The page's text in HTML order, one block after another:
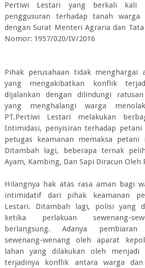
Pertiwi Lestari yang berkali kali
penggusuran terhadap tanah warga
dengan Surat Menteri Agraria dan
Nomor: 1957/020/IV/2016
Pihak perusahaan tidak menghargai
yang mengakibatkan konflik
dijalankan dengan dilindungi
yang menghalangi warga
PT.Pertiwi Lestari melakukan
Intimidasi, penyisiran terhadap petani
petugas keamanan memaksa
Ditambah lagi, beberapa ternak
Ayam, Kambing, Dan Sapi Diracun Oleh
Hilangnya hak atas rasa aman bagi
intimidatif dari pihak keamanan
Lestari. Ditambah lagi, polisi yang
ketika perlakuan sewenang-
berlangsung. Adanya
sewenang-wenang oleh aparat
lahan yang dilakukan oleh menjadi
terjadinya konflik antara warga